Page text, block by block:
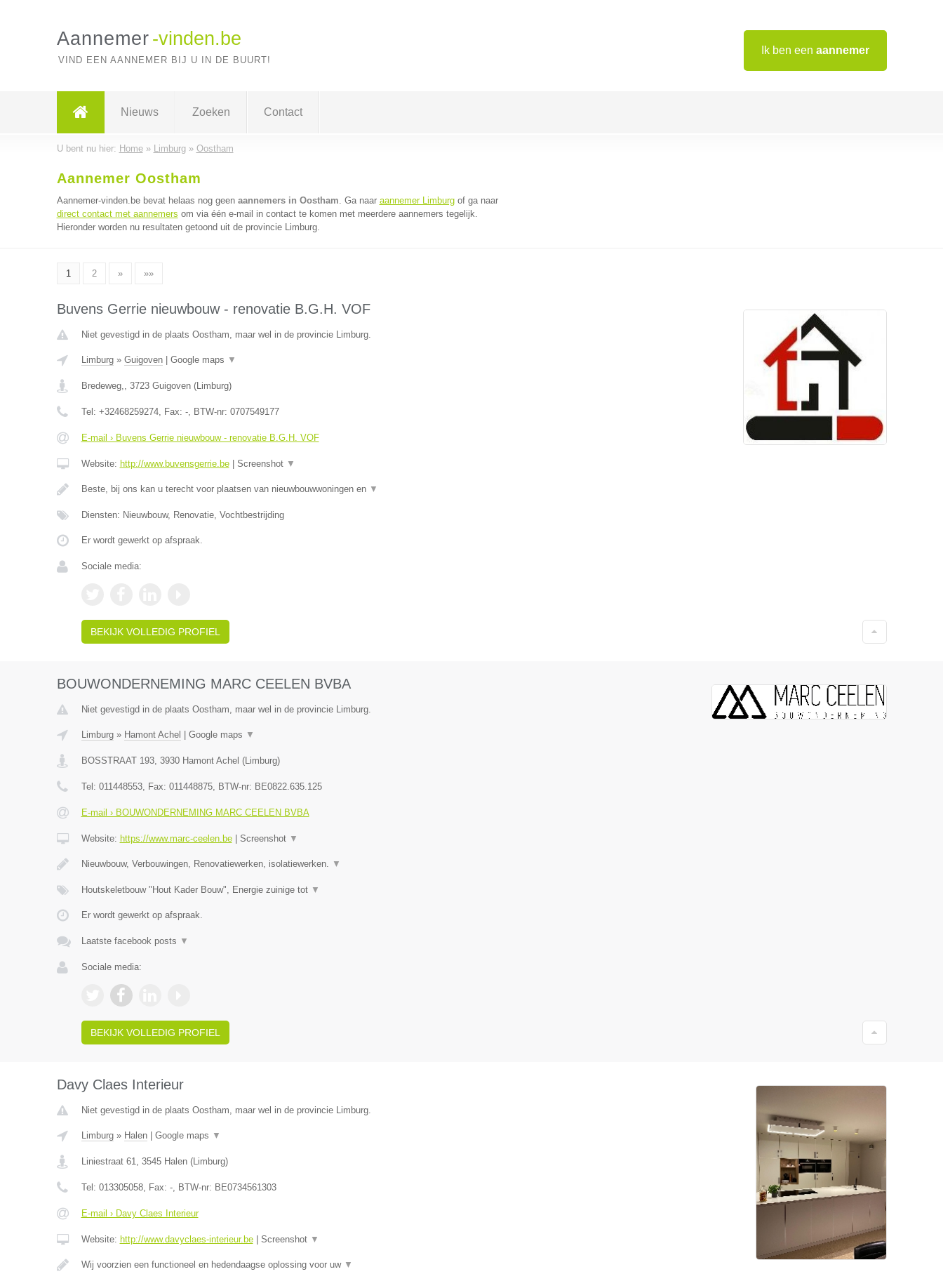
Ik ben een aannemer
Aannemer -vinden.be
VIND EEN AANNEMER BIJ U IN DE BUURT!
Nieuws Zoeken Contact
U bent nu hier: Home» Limburg» Oostham
Aannemer Oostham
Aannemer-vinden.be bevat helaas nog geen aannemers in Oostham. Ga naar aannemer Limburgof ga naar
direct contact met aannemers om via één e-mail in contact te komen met meerdere aannemers tegelijk.
Hieronder worden nu resultaten getoond uit de provincie Limburg.
1 2 » »»
Buvens Gerrie nieuwbouw - renovatie B.G.H. VOF
Niet gevestigd in de plaats Oostham, maar wel in de provincie Limburg.
Limburg» Guigoven| Google maps ▼
Bredeweg,, 3723 Guigoven(Limburg)
Tel: +32468259274, Fax: -, BTW-nr: 0707549177
E-mail › Buvens Gerrie nieuwbouw - renovatie B.G.H. VOF
Website: http://www.buvensgerrie.be| Screenshot ▼
Beste, bij ons kan u terecht voor plaatsen van nieuwbouwwoningen en ▼
Diensten: Nieuwbouw, Renovatie, Vochtbestrijding
Er wordt gewerkt op afspraak.
Sociale media:
BEKIJK VOLLEDIG PROFIEL
BOUWONDERNEMING MARC CEELEN BVBA
Niet gevestigd in de plaats Oostham, maar wel in de provincie Limburg.
Limburg» Hamont Achel Google maps ▼
BOSSTRAAT 193, 3930 Hamont Achel (Limburg)
Tel: 011448553, Fax: 011448875, BTW-nr: BE0822.635.125
E-mail › BOUWONDERNEMING MARC CEELEN BVBA
Website: https://www.marc-ceelen.be| Screenshot ▼
Nieuwbouw, Verbouwingen, Renovatiewerken, isolatiewerken. ▼
Houtskeletbouw "Hout Kader Bouw", Energie zuinige tot ▼
Er wordt gewerkt op afspraak.
Laatste facebook posts ▼
Sociale media:
BEKIJK VOLLEDIG PROFIEL
Davy Claes Interieur
Niet gevestigd in de plaats Oostham, maar wel in de provincie Limburg.
Limburg» Halen| Google maps ▼
Liniestraat 61, 3545 Halen(Limburg)
Tel: 013305058, Fax: -, BTW-nr: BE0734561303
E-mail › Davy Claes Interieur
Website: http://www.davyclaes-interieur.be| Screenshot ▼
Wij voorzien een functioneel en hedendaagse oplossing voor uw ▼